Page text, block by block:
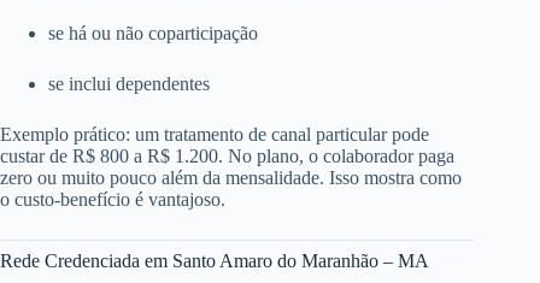
se há ou não coparticipação
se inclui dependentes
Exemplo prático: um tratamento de canal particular pode
custar de R$ 800 a R$ 1.200. No plano, o colaborador paga
zero ou muito pouco além da mensalidade. Isso mostra como
o custo-benefício é vantajoso.
Rede Credenciada em Santo Amaro do Maranhão – MA